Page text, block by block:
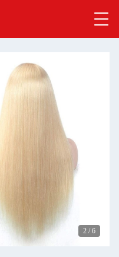
2 / 6